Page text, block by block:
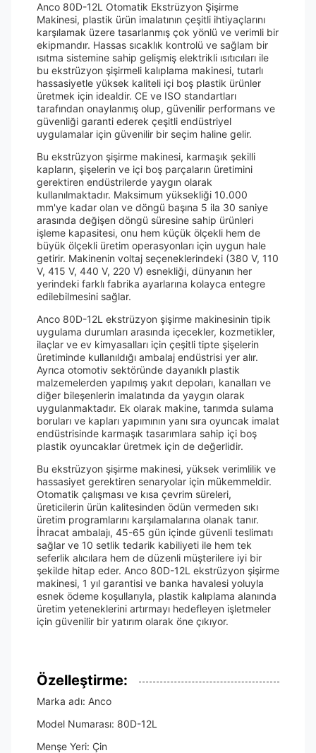
Anco 80D-12L Otomatik Ekstrüzyon Şişirme
Makinesi, plastik ürün imalatının çeşitli ihtiyaçlarını
karşılamak üzere tasarlanmış çok yönlü ve verimli bir
ekipmandır. Hassas sıcaklık kontrolü ve sağlam bir
ısıtma sistemine sahip gelişmiş elektrikli ısıtıcıları ile
bu ekstrüzyon şişirmeli kalıplama makinesi, tutarlı
hassasiyetle yüksek kaliteli içi boş plastik ürünler
üretmek için idealdir. CE ve ISO standartları
tarafından onaylanmış olup, güvenilir performans ve
güvenliği garanti ederek çeşitli endüstriyel
uygulamalar için güvenilir bir seçim haline gelir.
Bu ekstrüzyon şişirme makinesi, karmaşık şekilli
kapların, şişelerin ve içi boş parçaların üretimini
gerektiren endüstrilerde yaygın olarak
kullanılmaktadır. Maksimum yüksekliği 10.000
mm'ye kadar olan ve döngü başına 5 ila 30 saniye
arasında değişen döngü süresine sahip ürünleri
işleme kapasitesi, onu hem küçük ölçekli hem de
büyük ölçekli üretim operasyonları için uygun hale
getirir. Makinenin voltaj seçeneklerindeki (380 V, 110
V, 415 V, 440 V, 220 V) esnekliği, dünyanın her
yerindeki farklı fabrika ayarlarına kolayca entegre
edilebilmesini sağlar.
Anco 80D-12L ekstrüzyon şişirme makinesinin tipik
uygulama durumları arasında içecekler, kozmetikler,
ilaçlar ve ev kimyasalları için çeşitli tipte şişelerin
üretiminde kullanıldığı ambalaj endüstrisi yer alır.
Ayrıca otomotiv sektöründe dayanıklı plastik
malzemelerden yapılmış yakıt depoları, kanalları ve
diğer bileşenlerin imalatında da yaygın olarak
uygulanmaktadır. Ek olarak makine, tarımda sulama
boruları ve kapları yapımının yanı sıra oyuncak imalat
endüstrisinde karmaşık tasarımlara sahip içi boş
plastik oyuncaklar üretmek için de değerlidir.
Bu ekstrüzyon şişirme makinesi, yüksek verimlilik ve
hassasiyet gerektiren senaryolar için mükemmeldir.
Otomatik çalışması ve kısa çevrim süreleri,
üreticilerin ürün kalitesinden ödün vermeden sıkı
üretim programlarını karşılamalarına olanak tanır.
İhracat ambalajı, 45-65 gün içinde güvenli teslimatı
sağlar ve 10 setlik tedarik kabiliyeti ile hem tek
seferlik alıcılara hem de düzenli müşterilere iyi bir
şekilde hitap eder. Anco 80D-12L ekstrüzyon şişirme
makinesi, 1 yıl garantisi ve banka havalesi yoluyla
esnek ödeme koşullarıyla, plastik kalıplama alanında
üretim yeteneklerini artırmayı hedefleyen işletmeler
için güvenilir bir yatırım olarak öne çıkıyor.
Özelleştirme:
Marka adı: Anco
Model Numarası: 80D-12L
Menşe Yeri: Çin